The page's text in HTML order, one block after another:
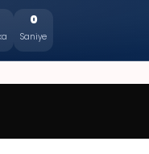
0
Saniye